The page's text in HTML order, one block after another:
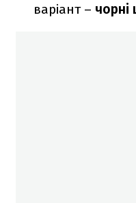
варіант – чорні